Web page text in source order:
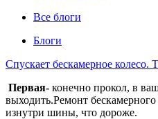
Все блоги
Блоги
Спускает бескамерное колесо.
Первая- конечно прокол, в
выходить.Ремонт
изнутри шины, что дороже.